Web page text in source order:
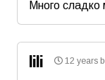
Много сладко
lili 12 years